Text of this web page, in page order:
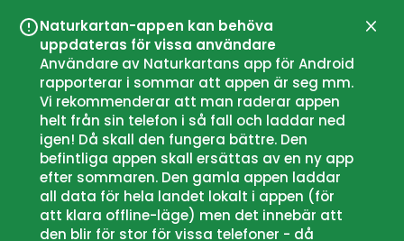
Naturkartan-appen kan behöva
uppdateras för vissa användare
Användare av Naturkartans app för Android
rapporterar i sommar att appen är seg mm.
Vi rekommenderar att man raderar appen
helt från sin telefon i så fall och laddar ned
igen! Då skall den fungera bättre. Den
befintliga appen skall ersättas av en ny app
efter sommaren. Den gamla appen laddar
all data för hela landet lokalt i appen (för
att klara offline-läge) men det innebär att
den blir för stor för vissa telefoner - då